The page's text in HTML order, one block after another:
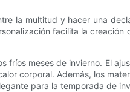
la multitud y hacer una
facilita la creación
meses de invierno. El
corporal. Además, los
para la temporada de